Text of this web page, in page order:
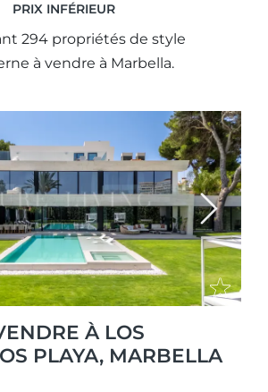
PRIX ​​INFÉRIEUR
294 propriétés de style
à vendre à Marbella.
Next
À LOS
PLAYA, MARBELLA